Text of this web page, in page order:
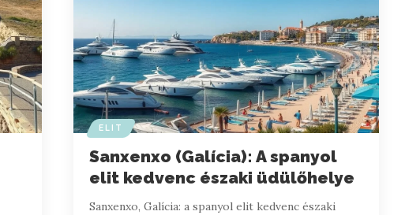
ELIT
Sanxenxo (Galícia): A spanyol
elit kedvenc északi üdülőhelye
Sanxenxo, Galícia: a spanyol elit kedvenc északi